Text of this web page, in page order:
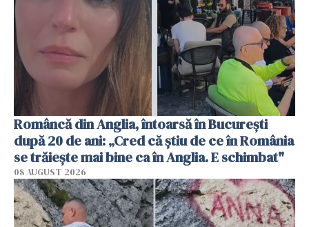
Româncă din Anglia, întoarsă în București
după 20 de ani: „Cred că știu de ce în România
se trăiește mai bine ca în Anglia. E schimbat"
08 AUGUST 2026